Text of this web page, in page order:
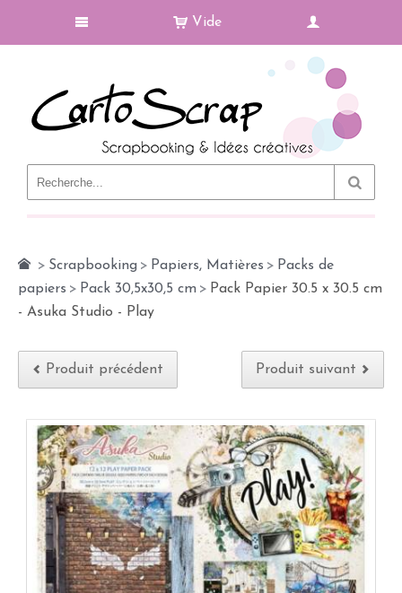
Vide
> Scrapbooking > Papiers, Matières > Packs de
papiers > Pack 30,5x30,5 cm > Pack Papier 30.5 x 30.5 cm
- Asuka Studio - Play
Produit précédent Produit suivant